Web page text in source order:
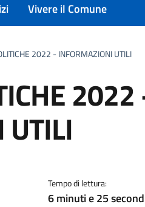
Vivere il Comune
2022 - INFORMAZIONI UTILI
2022
UTILI
Tempo di lettura:
6 minuti e 25